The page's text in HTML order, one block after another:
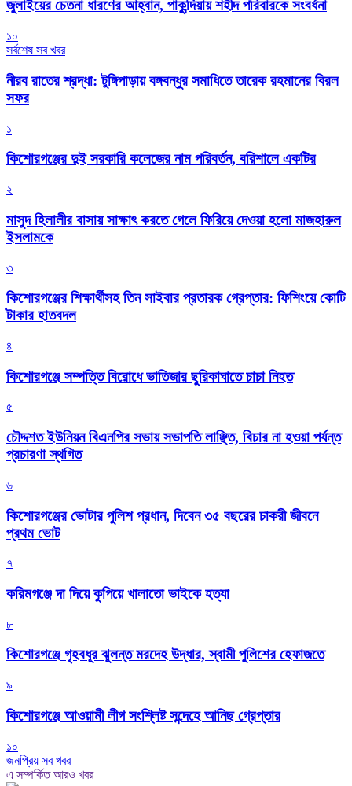
জুলাইয়ের চেতনা ধারণের আহ্বান, পাকুন্দিয়ায় শহীদ পরিবারকে সংবর্ধনা
১০
সর্বশেষ সব খবর
নীরব রাতের শ্রদ্ধা: টুঙ্গিপাড়ায় বঙ্গবন্ধুর সমাধিতে তারেক রহমানের বিরল
সফর
১
কিশোরগঞ্জের দুই সরকারি কলেজের নাম পরিবর্তন, বরিশালে একটির
২
মাসুদ হিলালীর বাসায় সাক্ষাৎ করতে গেলে ফিরিয়ে দেওয়া হলো মাজহারুল
ইসলামকে
৩
কিশোরগঞ্জের শিক্ষার্থীসহ তিন সাইবার প্রতারক গ্রেপ্তার: ফিশিংয়ে কোটি
টাকার হাতবদল
৪
কিশোরগঞ্জে সম্পত্তি বিরোধে ভাতিজার ছুরিকাঘাতে চাচা নিহত
৫
চৌদ্দশত ইউনিয়ন বিএনপির সভায় সভাপতি লাঞ্ছিত, বিচার না হওয়া পর্যন্ত
প্রচারণা স্থগিত
৬
কিশোরগঞ্জের ভোটার পুলিশ প্রধান, দিবেন ৩৫ বছরের চাকরী জীবনে
প্রথম ভোট
৭
করিমগঞ্জে দা দিয়ে কুপিয়ে খালাতো ভাইকে হত্যা
৮
কিশোরগঞ্জে গৃহবধূর ঝুলন্ত মরদেহ উদ্ধার, স্বামী পুলিশের হেফাজতে
৯
কিশোরগঞ্জে আওয়ামী লীগ সংশ্লিষ্ট সন্দেহে আনিছ গ্রেপ্তার
১০
জনপ্রিয় সব খবর
এ সম্পর্কিত আরও খবর